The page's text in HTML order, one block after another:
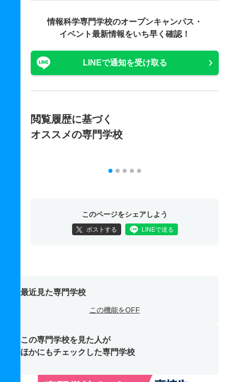
情報科学専門学校のオープンキャンパス・
イベント最新情報をいち早く確認！
LINEで通知を受け取る
閲覧履歴に基づく
オススメの専門学校
このページをシェアしよう
ポストする LINEで送る
最近見た専門学校
この機能をOFF
この専門学校を見た人が
ほかにもチェックした専門学校